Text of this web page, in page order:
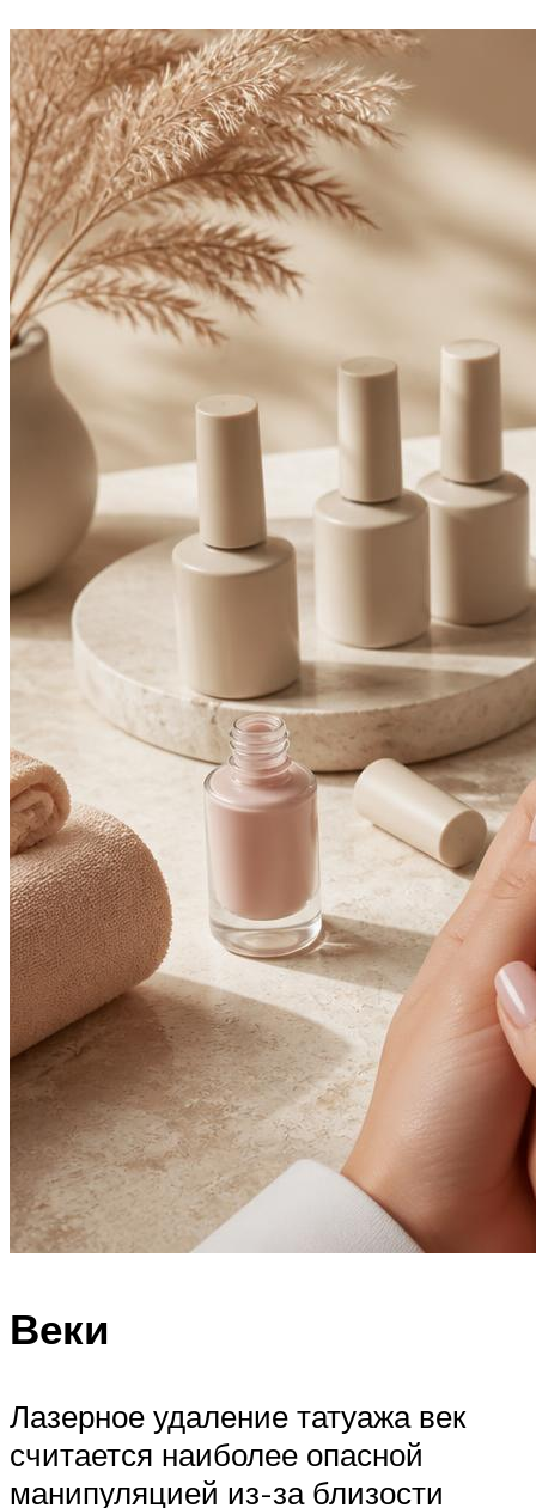
Веки
Лазерное удаление татуажа век
считается наиболее опасной
манипуляцией из-за близости